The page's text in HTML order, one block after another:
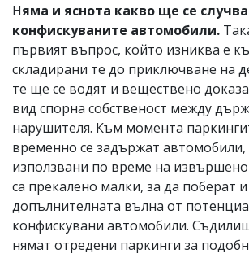
Няма и яснота какво ще се случва
конфискуваните автомобили.
първият въпрос, който изниква е
складирани те до приключване на
те ще се водят и веществено
вид спорна собственост между
нарушителя. Към момента
временно се задържат автомобили,
използвани по време на
са прекалено малки, за да поберат и
допълнителната вълна от
конфискувани автомобили.
нямат отредени паркинги за